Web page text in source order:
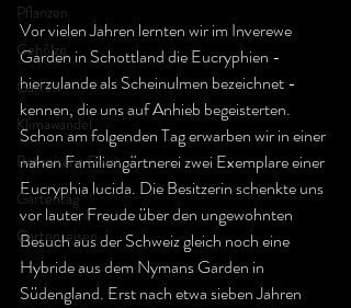
Pflanzen
Gehölze
Garten
Klimawandel
Botanische Reise
Gartentag
Gartenreisen
Vor vielen Jahren lernten wir im Inverewe
Garden in Schottland die Eucryphien -
hierzulande als Scheinulmen bezeichnet -
kennen, die uns auf Anhieb begeisterten.
Schon am folgenden Tag erwarben wir in einer
nahen Familiengärtnerei zwei Exemplare einer
Eucryphia lucida. Die Besitzerin schenkte uns
vor lauter Freude über den ungewohnten
Besuch aus der Schweiz gleich noch eine
Hybride aus dem Nymans Garden in
Südengland. Erst nach etwa sieben Jahren